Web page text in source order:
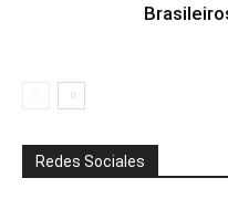
Redes Sociales